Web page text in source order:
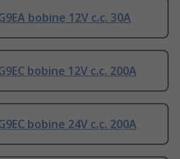
bobine 12V c.c. 30A
bobine 12V c.c. 200A
bobine 24V c.c. 200A